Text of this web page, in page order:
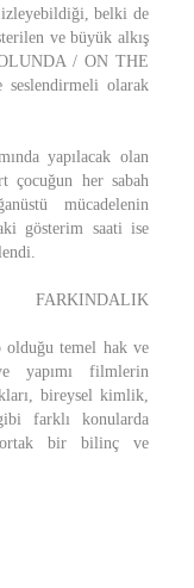
belki de
ve büyük alkış
/ ON THE
olarak
yapılacak olan
çocuğun her sabah
mücadelenin
gösterim saati ise
olduğu temel hak ve
yapımı filmlerin
bireysel kimlik,
farklı konularda
ortak bir bilinç ve